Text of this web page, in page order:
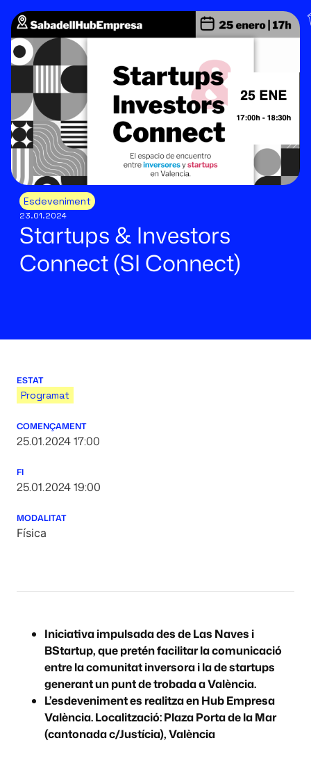
Esdeveniment
23.01.2024
Startups & Investors
Connect (SI Connect)
ESTAT
Programat
COMENÇAMENT
25.01.2024 17:00
FI
25.01.2024 19:00
MODALITAT
Física
Iniciativa impulsada des de Las Naves i
BStartup, que pretén facilitar la comunicació
entre la comunitat inversora i la de startups
generant un punt de trobada a València.
L’esdeveniment es realitza en Hub Empresa
València. Localització: Plaza Porta de la Mar
(cantonada c/Justícia), València